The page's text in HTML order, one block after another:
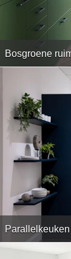
Bosgroene